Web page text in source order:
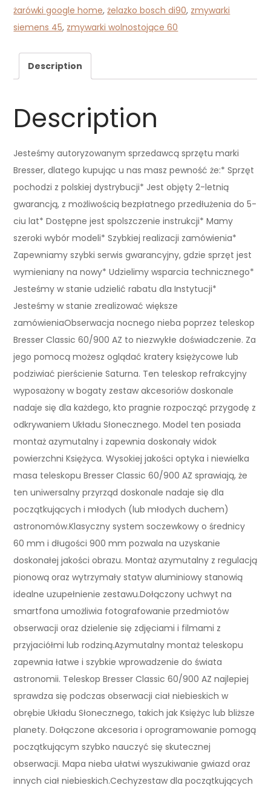
żarówki google home,żelazko bosch di90, zmywarki
siemens 45, zmywarki wolnostojące 60
Description
Description
Jesteśmy autoryzowanym sprzedawcą sprzętu marki
Bresser, dlatego kupując u nas masz pewność że:* Sprzęt
pochodzi z polskiej dystrybucji* Jest objęty 2-letnią
gwarancją, z możliwością bezpłatnego przedłużenia do 5-
ciu lat* Dostępne jest spolszczenie instrukcji* Mamy
szeroki wybór modeli* Szybkiej realizacji zamówienia*
Zapewniamy szybki serwis gwarancyjny, gdzie sprzęt jest
wymieniany na nowy* Udzielimy wsparcia technicznego*
Jesteśmy w stanie udzielić rabatu dla Instytucji*
Jesteśmy w stanie zrealizować większe
zamówieniaObserwacja nocnego nieba poprzez teleskop
Bresser Classic 60/900 AZ to niezwykłe doświadczenie. Za
jego pomocą możesz oglądać kratery księżycowe lub
podziwiać pierścienie Saturna. Ten teleskop refrakcyjny
wyposażony w bogaty zestaw akcesoriów doskonale
nadaje się dla każdego, kto pragnie rozpocząć przygodę z
odkrywaniem Układu Słonecznego. Model ten posiada
montaż azymutalny i zapewnia doskonały widok
powierzchni Księżyca. Wysokiej jakości optyka i niewielka
masa teleskopu Bresser Classic 60/900 AZ sprawiają, że
ten uniwersalny przyrząd doskonale nadaje się dla
początkujących i młodych (lub młodych duchem)
astronomów.Klasyczny system soczewkowy o średnicy
60 mm i długości 900 mm pozwala na uzyskanie
doskonałej jakości obrazu. Montaż azymutalny z regulacją
pionową oraz wytrzymały statyw aluminiowy stanowią
idealne uzupełnienie zestawu.Dołączony uchwyt na
smartfona umożliwia fotografowanie przedmiotów
obserwacji oraz dzielenie się zdjęciami i filmami z
przyjaciółmi lub rodziną.Azymutalny montaż teleskopu
zapewnia łatwe i szybkie wprowadzenie do świata
astronomii. Teleskop Bresser Classic 60/900 AZ najlepiej
sprawdza się podczas obserwacji ciał niebieskich w
obrębie Układu Słonecznego, takich jak Księżyc lub bliższe
planety. Dołączone akcesoria i oprogramowanie pomogą
początkującym szybko nauczyć się skutecznej
obserwacji. Mapa nieba ułatwi wyszukiwanie gwiazd oraz
innych ciał niebieskich.Cechyzestaw dla początkujących